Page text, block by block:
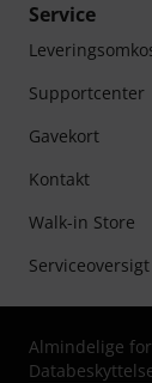
Service
Supportcenter
Gavekort
Kontakt
Walk-in Store
Serviceoversigt
Almindelige